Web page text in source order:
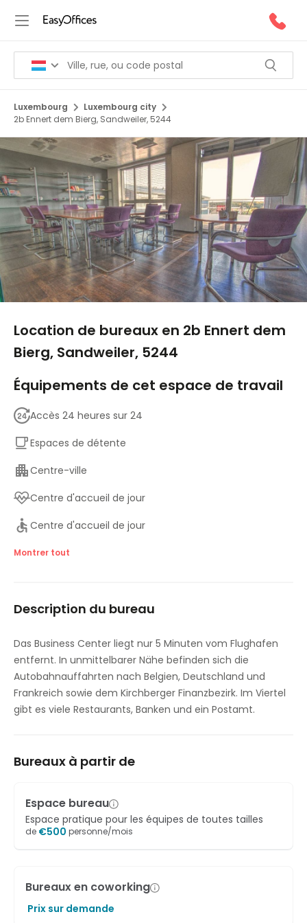
Luxembourg
Luxembourg city
2b Ennert dem Bierg, Sandweiler, 5244
Location de bureaux en 2b Ennert dem
Bierg, Sandweiler, 5244
Équipements de cet espace de travail
Accès 24 heures sur 24
Espaces de détente
Centre-ville
Centre d'accueil de jour
Centre d'accueil de jour
Ascenseurs
Salles de réunion
Parking
Accès internet haut débit
Contrôle de la température
Montrer tout
Description du bureau
Das Business Center liegt nur 5 Minuten vom Flughafen
entfernt. In unmittelbarer Nähe befinden sich die
Autobahnauffahrten nach Belgien, Deutschland und
Frankreich sowie dem Kirchberger Finanzbezirk. Im Viertel
gibt es viele Restaurants, Banken und ein Postamt.
Bureaux à partir de
Espace bureau
Espace pratique pour les équipes de toutes tailles
de €500 personne/mois
Bureaux en coworking
Prix sur demande